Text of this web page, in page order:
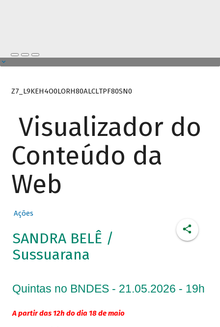
Z7_L9KEH4O0LORH80ALCLTPF80SN0
Visualizador do
Conteúdo da
Web
Ações
SANDRA BELÊ /
Sussuarana
Quintas no BNDES - 21.05.2026 - 19h
A partir das 12h do dia 18 de maio